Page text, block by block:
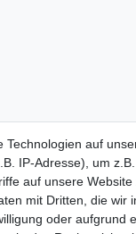
auf
IP-Adresse), um
auf unsere
mit Dritten, die wir
oder